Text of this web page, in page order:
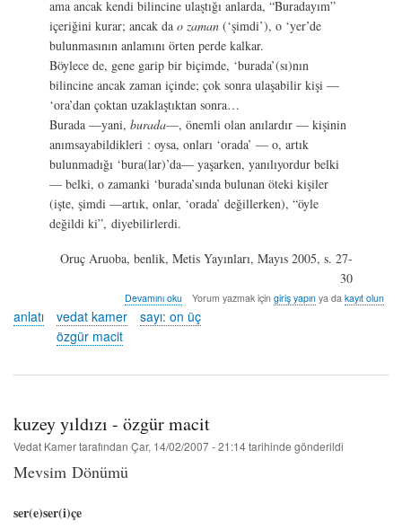
ama ancak kendi bilincine ulaştığı anlarda, “Buradayım”
içeriğini kurar; ancak da o zaman (‘şimdi’), o ‘yer’de
bulunmasının anlamını örten perde kalkar.
Böylece de, gene garip bir biçimde, ‘burada’(sı)nın
bilincine ancak zaman içinde; çok sonra ulaşabilir kişi —
‘ora’dan çoktan uzaklaştıktan sonra…
Burada —yani, burada—, önemli olan anılardır — kişinin
anımsayabildikleri : oysa, onları ‘orada’ — o, artık
bulunmadığı ‘bura(lar)’da— yaşarken, yanılıyordur belki
— belki, o zamanki ‘burada’sında bulunan öteki kişiler
(işte, şimdi —artık, onlar, ‘orada’ değillerken), “öyle
değildi ki”, diyebilirlerdi.
Oruç Aruoba, benlik, Metis Yayınları, Mayıs 2005, s. 27-
30
pusula
özgür
vedat
Devamını oku Yorum yazmak için giriş yapınya da kayıt olun
anlatı
vedat kamer
özgür macit
sayı: on üç
kuzey yıldızı - özgür macit
Vedat Kamertarafından Çar, 14/02/2007 - 21:14tarihinde gönderildi
Mevsim Dönümü
ser(e)ser(i)çe